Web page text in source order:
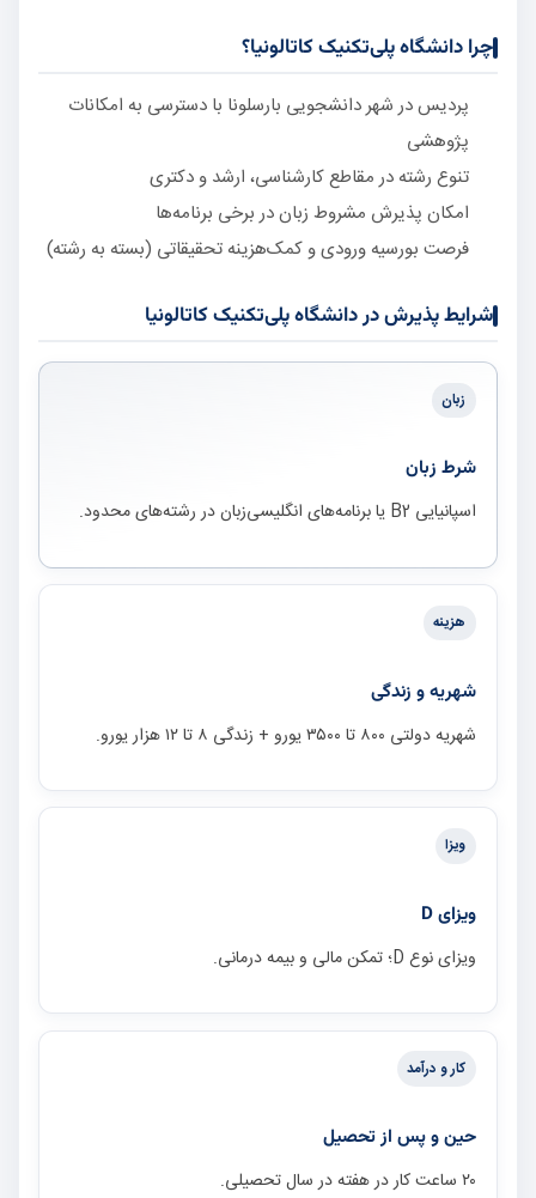
چرا دانشگاه پلی‌تکنیک کاتالونیا؟
پردیس در شهر دانشجویی بارسلونا با دسترسی به امکانات
پژوهشی
تنوع رشته در مقاطع کارشناسی، ارشد و دکتری
امکان پذیرش مشروط زبان در برخی برنامه‌ها
فرصت بورسیه ورودی و کمک‌هزینه تحقیقاتی (بسته به رشته)
شرایط پذیرش در دانشگاه پلی‌تکنیک کاتالونیا
زبان
شرط زبان
اسپانیایی B2 یا برنامه‌های انگلیسی‌زبان در رشته‌های محدود.
هزینه
شهریه و زندگی
شهریه دولتی ۸۰۰ تا ۳۵۰۰ یورو + زندگی ۸ تا ۱۲ هزار یورو.
ویزا
ویزای D
ویزای نوع D؛ تمکن مالی و بیمه درمانی.
کار و درآمد
حین و پس از تحصیل
۲۰ ساعت کار در هفته در سال تحصیلی.